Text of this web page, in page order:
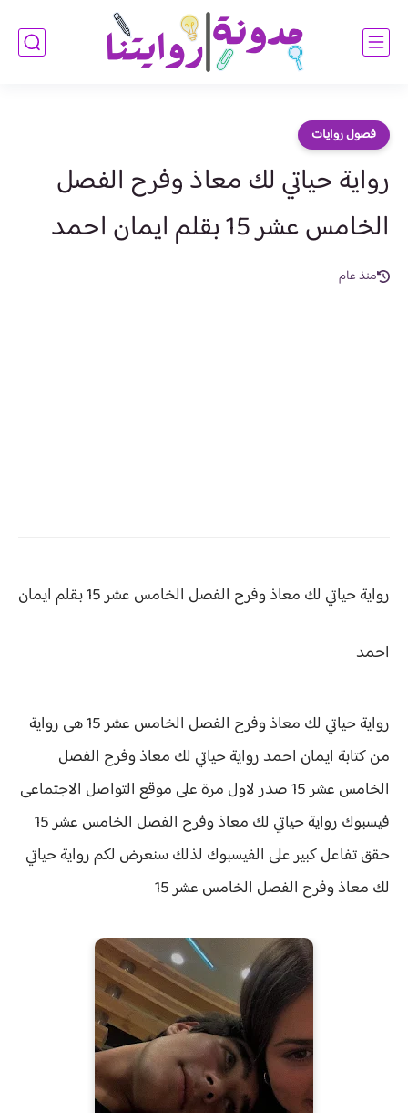
فصول روايات
رواية حياتي لك معاذ وفرح الفصل
الخامس عشر 15 بقلم ايمان احمد
منذ عام
رواية حياتي لك معاذ وفرح الفصل الخامس عشر 15 بقلم ايمان
احمد
رواية حياتي لك معاذ وفرح الفصل الخامس عشر 15 هى رواية
من كتابة ايمان احمد روايةحياتي لك معاذ وفرح الفصل
الخامس عشر 15 صدر لاول مرة على موقع التواصل الاجتماعى
فيسبوك رواية حياتي لك معاذ وفرح الفصل الخامس عشر 15
حققتفاعل كبير على الفيسبوك لذلك سنعرض لكمروايةحياتي
لك معاذ وفرح الفصل الخامس عشر 15